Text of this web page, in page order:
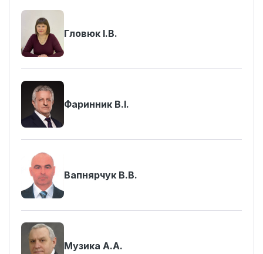
Гловюк І.В.
Фаринник В.І.
Вапнярчук В.В.
Музика А.А.